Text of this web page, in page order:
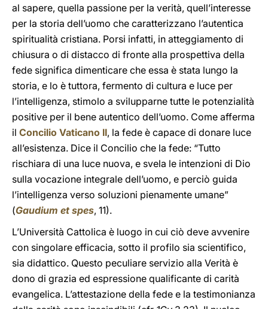
al sapere, quella passione per la verità, quell’interesse
per la storia dell’uomo che caratterizzano l’autentica
spiritualità cristiana. Porsi infatti, in atteggiamento di
chiusura o di distacco di fronte alla prospettiva della
fede significa dimenticare che essa è stata lungo la
storia, e lo è tuttora, fermento di cultura e luce per
l’intelligenza, stimolo a svilupparne tutte le potenzialità
positive per il bene autentico dell’uomo. Come afferma
il Concilio Vaticano II, la fede è capace di donare luce
all’esistenza. Dice il Concilio che la fede: “Tutto
rischiara di una luce nuova, e svela le intenzioni di Dio
sulla vocazione integrale dell’uomo, e perciò guida
l’intelligenza verso soluzioni pienamente umane”
(Gaudium et spes, 11).
L’Università Cattolica è luogo in cui ciò deve avvenire
con singolare efficacia, sotto il profilo sia scientifico,
sia didattico. Questo peculiare servizio alla Verità è
dono di grazia ed espressione qualificante di carità
evangelica. L’attestazione della fede e la testimonianza